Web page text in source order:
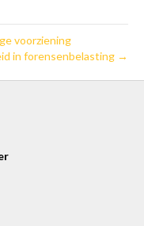
voorziening
in forensenbelasting →